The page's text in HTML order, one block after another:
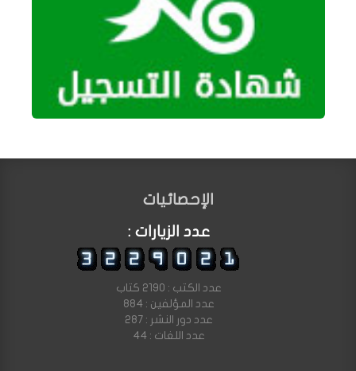
الإحصائيات
عدد الزيارات :
عدد الكتب : 2190 كتاب
عدد المؤلفين : 884
عدد دور النشر : 287
عدد اللغات : 44